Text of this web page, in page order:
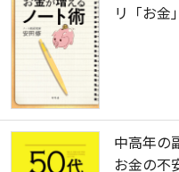
リ「お金
中高年の
お金の不